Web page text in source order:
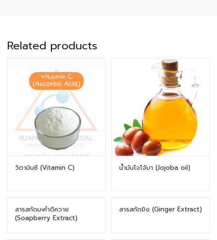
Related products
วิตามินซี (Vitamin C) น้ำมันโจโจ้บา (Jojoba oil)
สารสกัดมะคําดีควาย
(Soapberry Extract)
สารสกัดขิง (Ginger Extract)